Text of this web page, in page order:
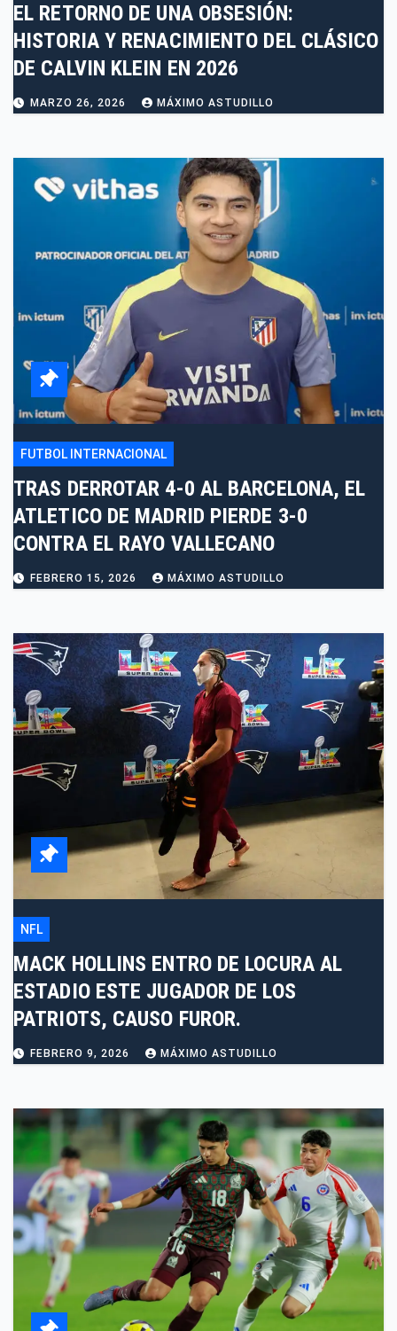
EL RETORNO DE UNA OBSESIÓN:
HISTORIA Y RENACIMIENTO DEL CLÁSICO
DE CALVIN KLEIN EN 2026
MARZO 26, 2026 MÁXIMO ASTUDILLO
FUTBOL INTERNACIONAL
TRAS DERROTAR 4-0 AL BARCELONA, EL
ATLETICO DE MADRID PIERDE 3-0
CONTRA EL RAYO VALLECANO
FEBRERO 15, 2026 MÁXIMO ASTUDILLO
NFL
MACK HOLLINS ENTRO DE LOCURA AL
ESTADIO ESTE JUGADOR DE LOS
PATRIOTS, CAUSO FUROR.
FEBRERO 9, 2026 MÁXIMO ASTUDILLO